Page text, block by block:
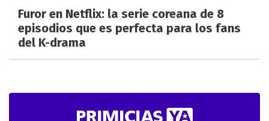
Furor en Netflix: la serie coreana de 8
episodios que es perfecta para los fans
del K-drama